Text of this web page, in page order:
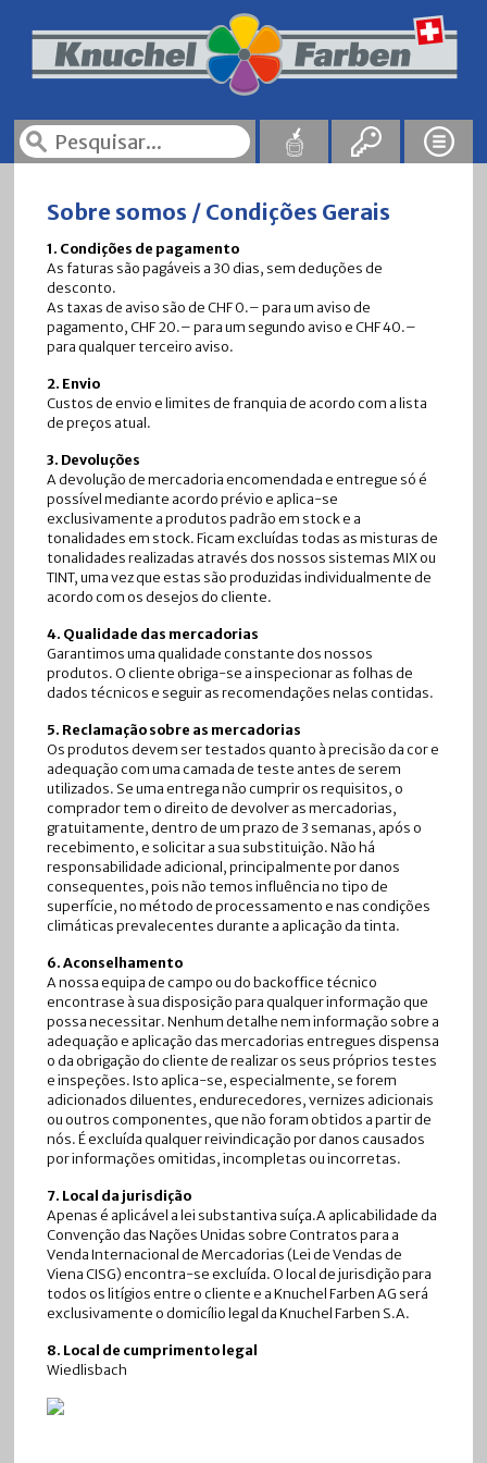
Sobre somos / Condições Gerais
1. Condições de pagamento
As faturas são pagáveis a 30 dias, sem deduções de
desconto.
As taxas de aviso são de CHF 0.– para um aviso de
pagamento, CHF 20.– para um segundo aviso e CHF 40.–
para qualquer terceiro aviso.
2. Envio
Custos de envio e limites de franquia de acordo com a lista
de preços atual.
3. Devoluções
A devolução de mercadoria encomendada e entregue só é
possível mediante acordo prévio e aplica-se
exclusivamente a produtos padrão em stock e a
tonalidades em stock. Ficam excluídas todas as misturas de
tonalidades realizadas através dos nossos sistemas MIX ou
TINT, uma vez que estas são produzidas individualmente de
acordo com os desejos do cliente.
4. Qualidade das mercadorias
Garantimos uma qualidade constante dos nossos
produtos. O cliente obriga-se a inspecionar as folhas de
dados técnicos e seguir as recomendações nelas contidas.
5. Reclamação sobre as mercadorias
Os produtos devem ser testados quanto à precisão da cor e
adequação com uma camada de teste antes de serem
utilizados. Se uma entrega não cumprir os requisitos, o
comprador tem o direito de devolver as mercadorias,
gratuitamente, dentro de um prazo de 3 semanas, após o
recebimento, e solicitar a sua substituição. Não há
responsabilidade adicional, principalmente por danos
consequentes, pois não temos influência no tipo de
superfície, no método de processamento e nas condições
climáticas prevalecentes durante a aplicação da tinta.
6. Aconselhamento
A nossa equipa de campo ou do backoffice técnico
encontrase à sua disposição para qualquer informação que
possa necessitar. Nenhum detalhe nem informação sobre a
adequação e aplicação das mercadorias entregues dispensa
o da obrigação do cliente de realizar os seus próprios testes
e inspeções. Isto aplica-se, especialmente, se forem
adicionados diluentes, endurecedores, vernizes adicionais
ou outros componentes, que não foram obtidos a partir de
nós. É excluída qualquer reivindicação por danos causados
por informações omitidas, incompletas ou incorretas.
7. Local da jurisdição
Apenas é aplicável a lei substantiva suíça.A aplicabilidade da
Convenção das Nações Unidas sobre Contratos para a
Venda Internacional de Mercadorias (Lei de Vendas de
Viena CISG) encontra-se excluída. O local de jurisdição para
todos os litígios entre o cliente e a Knuchel Farben AG será
exclusivamente o domicílio legal da Knuchel Farben S.A.
8. Local de cumprimento legal
Wiedlisbach